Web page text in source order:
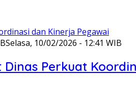
Selasa, 10/02/2026 - 12:41 WIB
Perkuat